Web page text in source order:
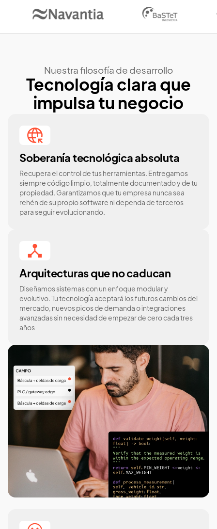
Nuestra filosofía de desarrollo
Tecnología clara que
impulsa tu negocio
Soberanía tecnológica absoluta
Recupera el control de tus herramientas. Entregamos
siempre código limpio, totalmente documentado y de tu
propiedad. Garantizamos que tu empresa nunca sea
rehén de su propio software ni dependa de terceros
para seguir evolucionando.
Arquitecturas que no caducan
Diseñamos sistemas con un enfoque modular y
evolutivo. Tu tecnología aceptará los futuros cambios del
mercado, nuevos picos de demanda o integraciones
avanzadas sin necesidad de empezar de cero cada tres
años